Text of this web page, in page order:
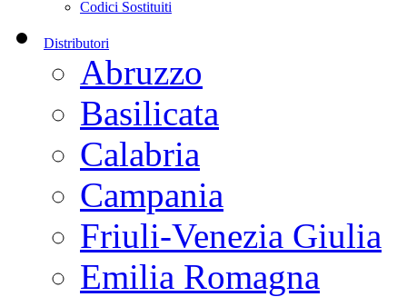
Codici Sostituiti
Distributori
Abruzzo
Basilicata
Calabria
Campania
Friuli-Venezia Giulia
Emilia Romagna